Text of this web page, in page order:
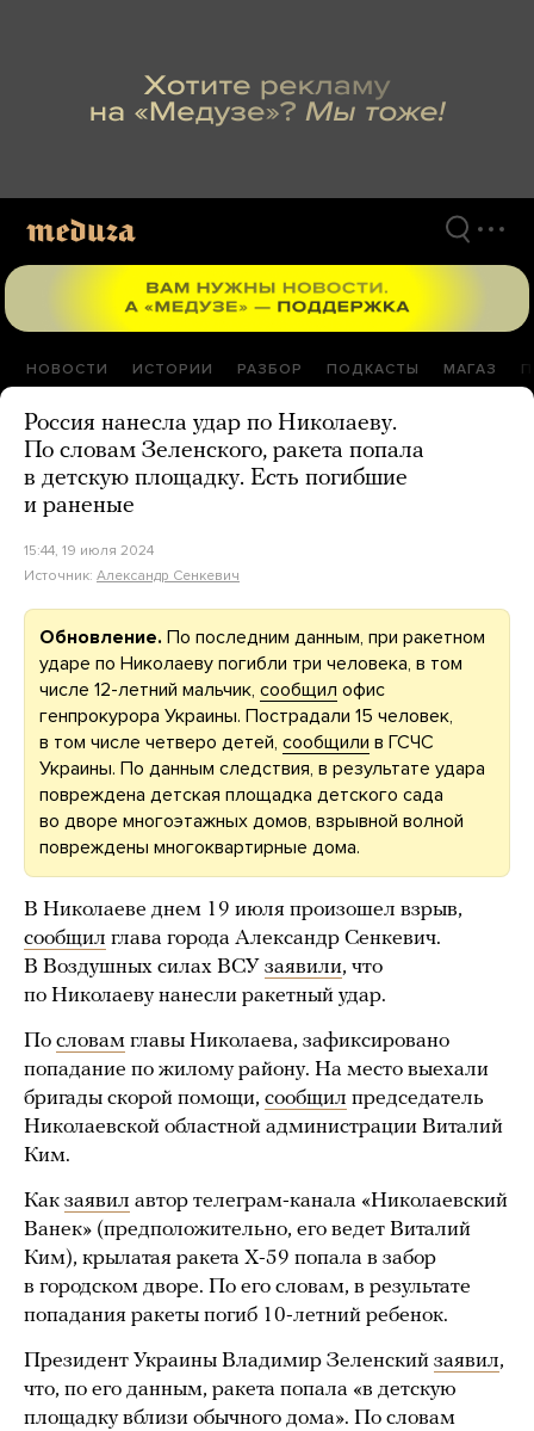
НОВОСТИ ИСТОРИИ РАЗБОР ПОДКАСТЫ МАГАЗ
Россия нанесла удар по Николаеву.
По словам Зеленского, ракета попала
в детскую площадку. Есть погибшие
и раненые
15:44, 19 июля 2024
Источник: Александр Сенкевич
Обновление. По последним данным, при ракетном
ударе по Николаеву погибли три человека, в том
числе 12-летний мальчик, сообщил офис
генпрокурора Украины. Пострадали 15 человек,
в том числе четверо детей, сообщили в ГСЧС
Украины. По данным следствия, в результате удара
повреждена детская площадка детского сада
во дворе многоэтажных домов, взрывной волной
повреждены многоквартирные дома.
В Николаеве днем 19 июля произошел взрыв,
сообщил глава города Александр Сенкевич.
В Воздушных силах ВСУ заявили, что
по Николаеву нанесли ракетный удар.
По словам главы Николаева, зафиксировано
попадание по жилому району. На место выехали
бригады скорой помощи, сообщил председатель
Николаевской областной администрации Виталий
Ким.
Как заявил автор телеграм-канала «Николаевский
Ванек» (предположительно, его ведет Виталий
Ким), крылатая ракета Х-59 попала в забор
в городском дворе. По его словам, в результате
попадания ракеты погиб 10-летний ребенок.
Президент Украины Владимир Зеленский заявил,
что, по его данным, ракета попала «в детскую
площадку вблизи обычного дома». По словам